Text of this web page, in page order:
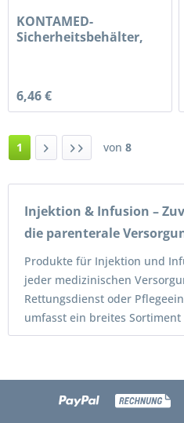
KONTAMED-
Sicherheitsbehälter,
6,46 €
1 von 8
Injektion & Infusion –
die parenterale
Produkte für Injektion und
jeder medizinischen
Rettungsdienst oder
umfasst ein breites Sortiment